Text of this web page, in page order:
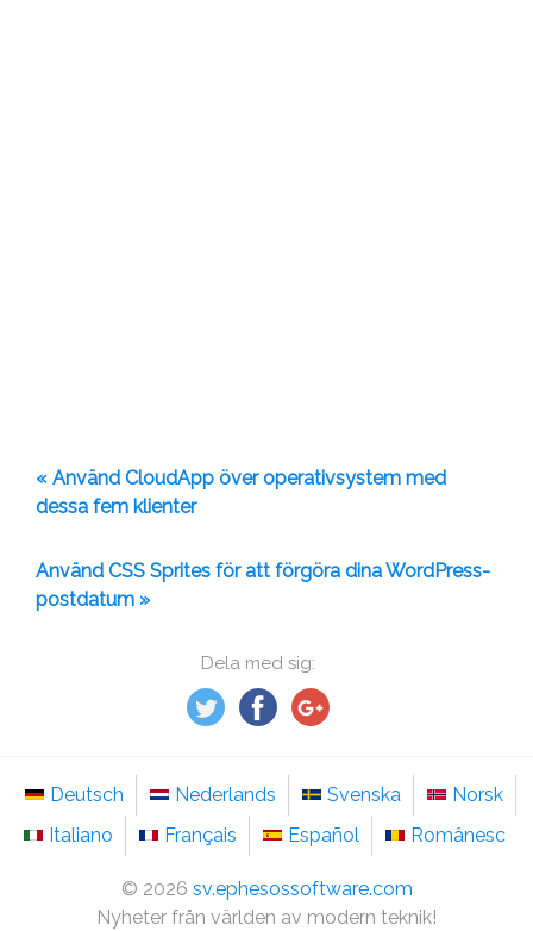
Dela med sig:
« Använd CloudApp över operativsystem med
dessa fem klienter
Använd CSS Sprites för att förgöra dina WordPress-
postdatum »
Deutsch Nederlands Svenska
Norsk
Italiano
Français Español Românesc
© 2026 sv.ephesossoftware.com
Nyheter från världen av modern teknik!